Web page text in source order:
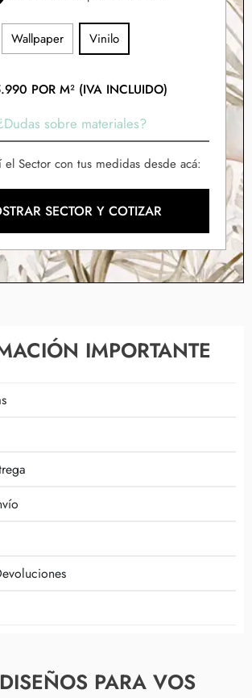
Wallpaper Vinilo
POR M² (IVA INCLUIDO)
sobre materiales?
Sector con tus medidas desde acá:
SECTOR Y COTIZAR
IMPORTANTE
PARA VOS